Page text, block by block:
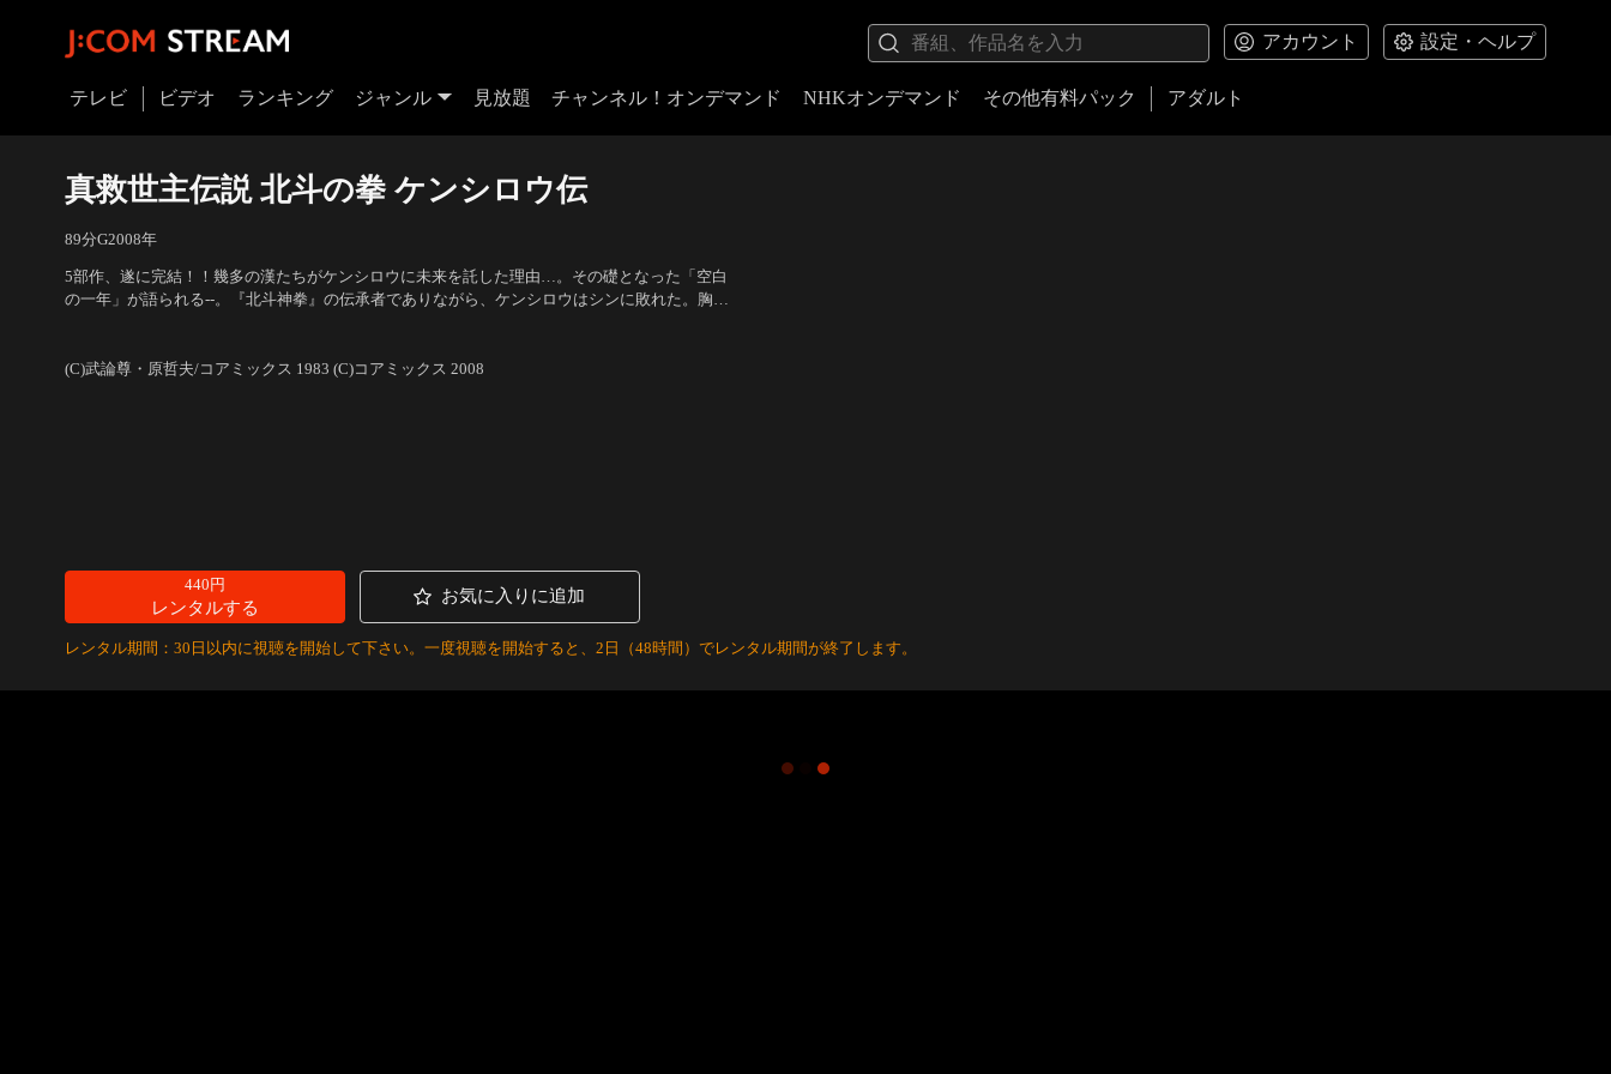
アカウント 設定・ヘルプ
テレビ ビデオ ランキング ジャンル 見放題 チャンネル！オンデマンド NHKオンデマンド その他有料パック アダルト
真救世主伝説 北斗の拳 ケンシロウ伝
89分G2008年
5部作、遂に完結！！幾多の漢たちがケンシロウに未来を託した理由…。その礎となった「空白
の一年」が語られる--。『北斗神拳』の伝承者でありながら、ケンシロウはシンに敗れた。胸に
(C)武論尊・原哲夫/コアミックス 1983 (C)コアミックス 2008
440円
レンタルする
お気に入りに追加
レンタル期間：30日以内に視聴を開始して下さい。一度視聴を開始すると、2日（48時間）でレンタル期間が終了します。